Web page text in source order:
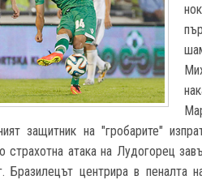
защитник на "гробарите"
страхотна атака на Лудогорец
Бразилецът центрира в пеналта